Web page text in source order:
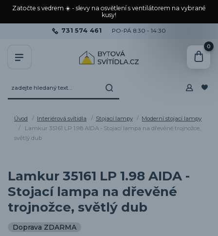
Zatočte s vedrem ☀️ - slevy na osvětlení s ventilátorem na vybrané
kusy!
731 574 461 PO-PÁ 8:30 - 14:30
0
Úvod Interiérová svítidla Stojací lampy
Moderní stojací lampy
Lamkur 35161 LP 1.98 AIDA - Stojací lampa na dřevěné trojnožce,
světlý dub
Lamkur 35161 LP 1.98 AIDA -
Stojací lampa na dřevěné
trojnožce, světlý dub
Doprava ZDARMA